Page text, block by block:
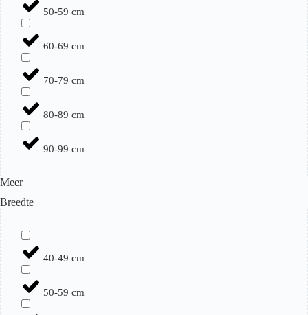
50-59 cm
60-69 cm
70-79 cm
80-89 cm
90-99 cm
Meer
Breedte
40-49 cm
50-59 cm